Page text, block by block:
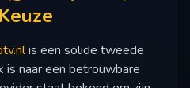
is een solide tweede
is naar een betrouwbare